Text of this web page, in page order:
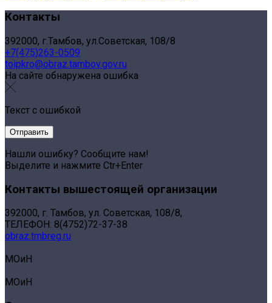
Контакты
392000, г.Тамбов, ул.Советская, 108/8
+7(475)263-0509
toipkro@obraz.tambov.gov.ru
На сайте обнаружена ошибка
Текст с ошибкой
Нашли ошибку? Сообщите нам!
Выделите и нажмите Ctr+Enter
Контакты вышестоящей организации
392000, г. Тамбов, ул. Советская, 108/8,
ТЕЛЕФОН: 8(4752)72-37-38
obraz.tmbreg.ru
МОиН
МОиН